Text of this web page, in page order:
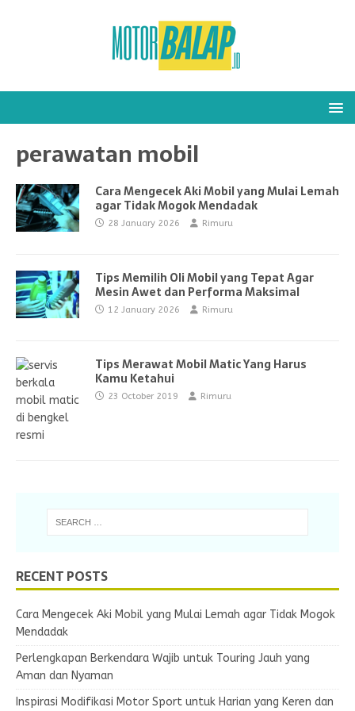
perawatan mobil
Cara Mengecek Aki Mobil yang Mulai Lemah
agar Tidak Mogok Mendadak
28 January 2026 Rimuru
Tips Memilih Oli Mobil yang Tepat Agar
Mesin Awet dan Performa Maksimal
12 January 2026 Rimuru
Tips Merawat Mobil Matic Yang Harus
Kamu Ketahui
23 October 2019 Rimuru
RECENT POSTS
Cara Mengecek Aki Mobil yang Mulai Lemah agar Tidak Mogok
Mendadak
Perlengkapan Berkendara Wajib untuk Touring Jauh yang
Aman dan Nyaman
Inspirasi Modifikasi Motor Sport untuk Harian yang Keren dan